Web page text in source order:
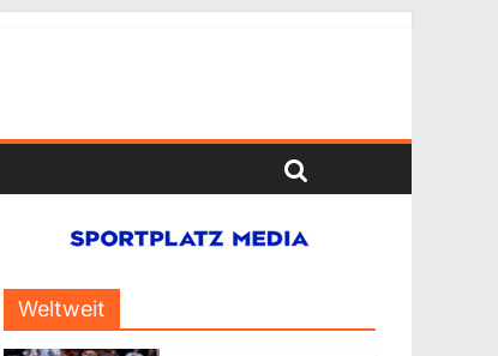
Weltweit